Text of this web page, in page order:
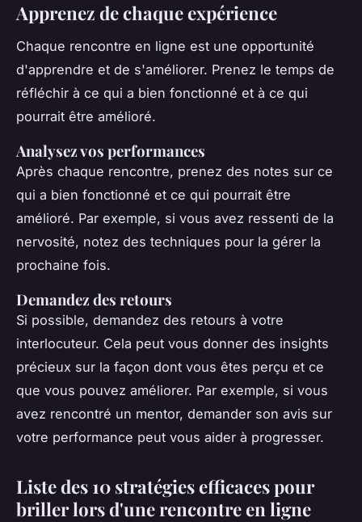
Apprenez de chaque expérience
Chaque rencontre en ligne est une opportunité
d'apprendre et de s'améliorer. Prenez le temps de
réfléchir à ce qui a bien fonctionné et à ce qui
pourrait être amélioré.
Analysez vos performances
Après chaque rencontre, prenez des notes sur ce
qui a bien fonctionné et ce qui pourrait être
amélioré. Par exemple, si vous avez ressenti de la
nervosité, notez des techniques pour la gérer la
prochaine fois.
Demandez des retours
Si possible, demandez des retours à votre
interlocuteur. Cela peut vous donner des insights
précieux sur la façon dont vous êtes perçu et ce
que vous pouvez améliorer. Par exemple, si vous
avez rencontré un mentor, demander son avis sur
votre performance peut vous aider à progresser.
Liste des 10 stratégies efficaces pour
briller lors d'une rencontre en ligne